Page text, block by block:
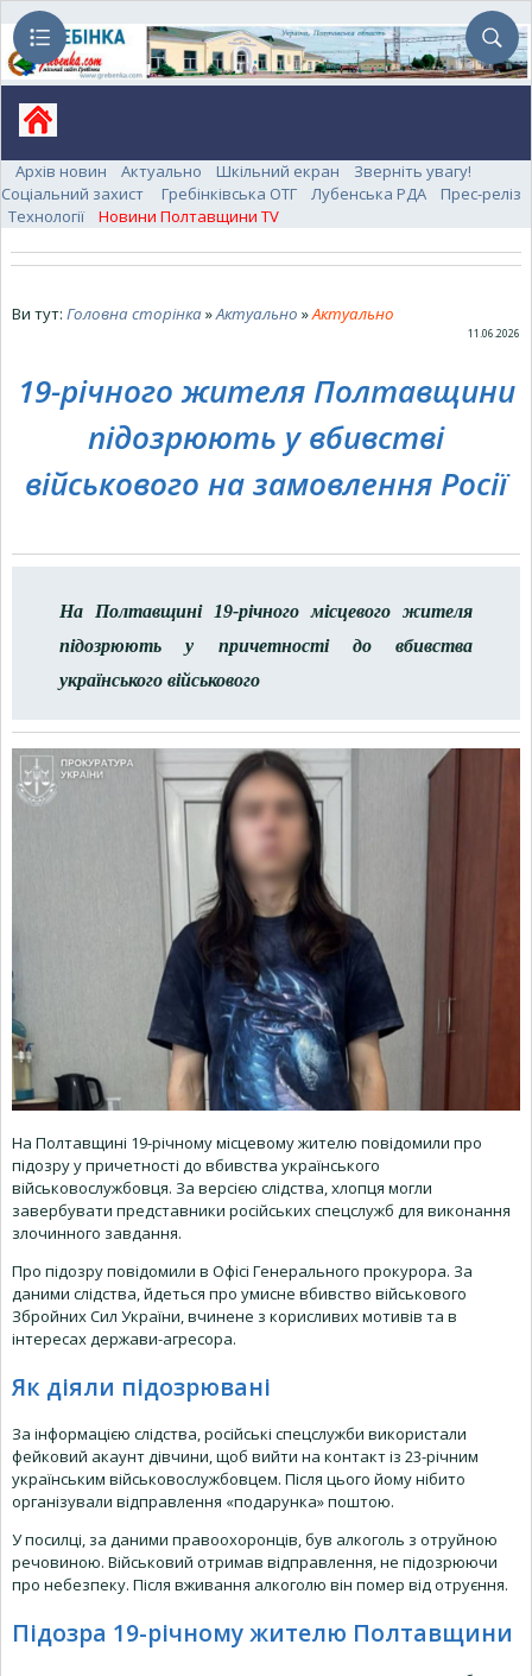
Архів новин Актуально Шкільний екран
Зверніть увагу!
Соціальний захист
Гребінківська ОТГ Лубенська РДА
Прес-реліз
Технології
Новини Полтавщини TV
Ви тут: Головна сторінка»Актуально »Актуально
11.06.2026
19-річного жителя Полтавщини
підозрюють у вбивстві
військового на замовлення Росії
На Полтавщині 19-річного місцевого жителя
підозрюють у причетності до вбивства
українського військового
На Полтавщині 19-річному місцевому жителю повідомили про
підозру у причетності до вбивства українського
військовослужбовця. За версією слідства, хлопця могли
завербувати представники російських спецслужб для виконання
злочинного завдання.
Про підозру повідомили в Офісі Генерального прокурора. За
даними слідства, йдеться про умисне вбивство військового
Збройних Сил України, вчинене з корисливих мотивів та в
інтересах держави-агресора.
Як діяли підозрювані
За інформацією слідства, російські спецслужби використали
фейковий акаунт дівчини, щоб вийти на контакт із 23-річним
українським військовослужбовцем. Після цього йому нібито
організували відправлення «подарунка» поштою.
У посилці, за даними правоохоронців, був алкоголь з отруйною
речовиною. Військовий отримав відправлення, не підозрюючи
про небезпеку. Після вживання алкоголю він помер від отруєння.
Підозра 19-річному жителю Полтавщини